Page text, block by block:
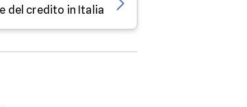
del credito in Italia